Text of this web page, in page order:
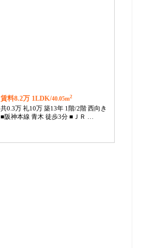
賃料8.2万 1LDK/40.05m2
共0.3万 礼10万 築13年 1階/2階 西向き
■阪神本線 青木 徒歩3分 ■ＪＲ …